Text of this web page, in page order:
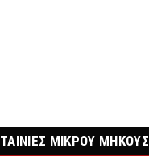
ΤΑΙΝΙΕΣ ΜΙΚΡΟΥ ΜΗΚΟΥΣ